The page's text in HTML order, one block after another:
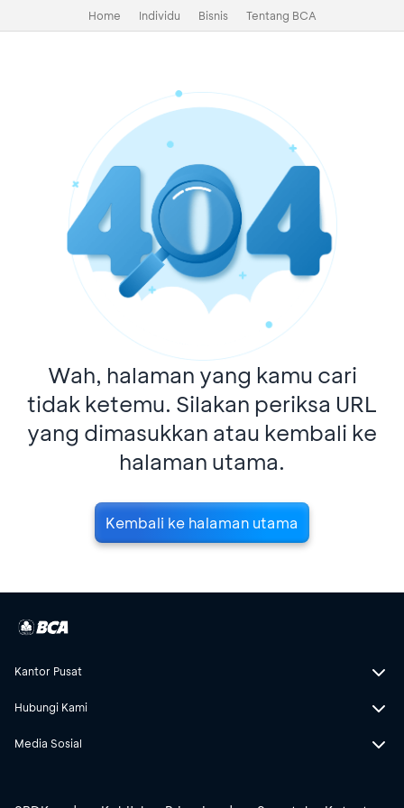
Home Individu Bisnis Tentang BCA
Wah, halaman yang kamu cari
tidak ketemu. Silakan periksa URL
yang dimasukkan atau kembali ke
halaman utama.
Kembali ke halaman utama
Kantor Pusat
Hubungi Kami
Media Sosial